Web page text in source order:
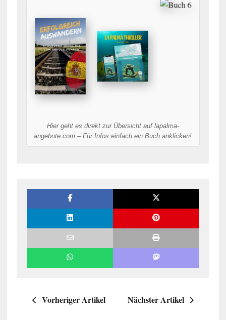
Hier geht es direkt zur Übersicht auf lapalma-
angebote.com – Für Infos einfach ein Buch anklicken!
Vorheriger Artikel Nächster Artikel